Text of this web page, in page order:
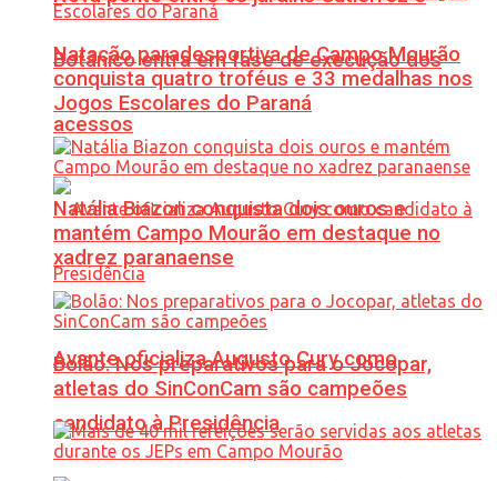
Botânico entra em fase de execução dos
acessos
Avante oficializa Augusto Cury como
candidato à Presidência
Natação paradesportiva de Campo Mourão
conquista quatro troféus e 33 medalhas nos
Jogos Escolares do Paraná
Natália Biazon conquista dois ouros e
mantém Campo Mourão em destaque no
xadrez paranaense
Bolão: Nos preparativos para o Jocopar,
atletas do SinConCam são campeões